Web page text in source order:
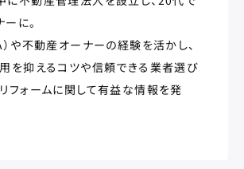
に。
や不動産オーナーの経験を活かし、
を抑えるコツや信頼できる業者選び
フォームに関して有益な情報を発